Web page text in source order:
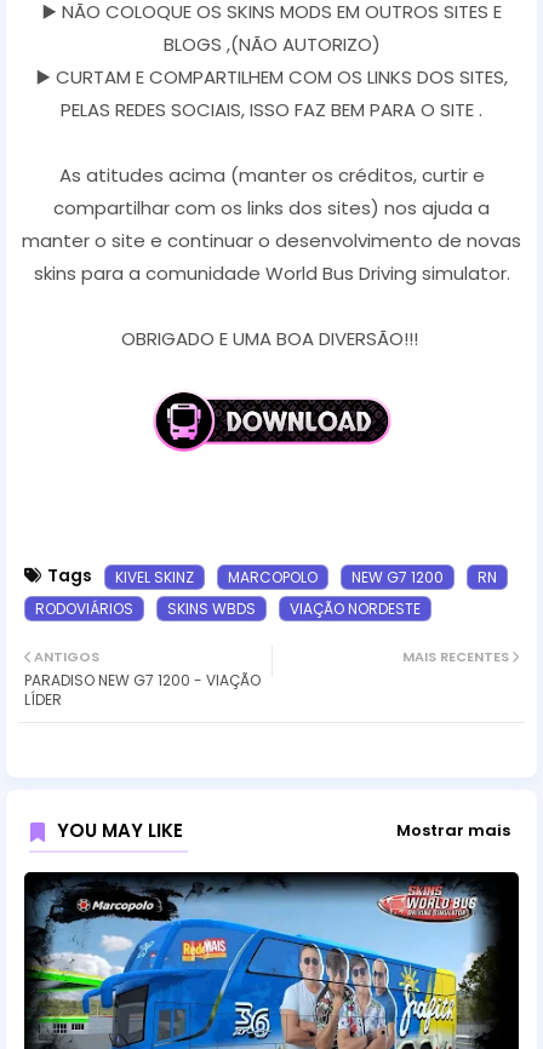
▶️ NÃO COLOQUE OS SKINS MODS EM OUTROS SITES E
BLOGS ,(NÃO AUTORIZO)
▶️ CURTAM E COMPARTILHEM COM OS LINKS DOS SITES,
PELAS REDES SOCIAIS, ISSO FAZ BEM PARA O SITE .
As atitudes acima (manter os créditos, curtir e
compartilhar com os links dos sites) nos ajuda a
manter o site e continuar o desenvolvimento de novas
skins para a comunidade World Bus Driving simulator.
OBRIGADO E UMA BOA DIVERSÃO!!!
Tags KIVEL SKINZ MARCOPOLO NEW G7 1200
RN
RODOVIÁRIOS
SKINS WBDS VIAÇÃO NORDESTE
MAIS RECENTES
ANTIGOS
PARADISO NEW G7 1200 - VIAÇÃO
LÍDER
YOU MAY LIKE Mostrar mais